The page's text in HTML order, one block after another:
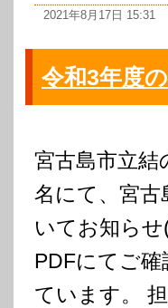
2021年8月17日 15:31
令和3年度
宮古島市立
名にて、宮古
いてお知ら
PDFにてご
ています。